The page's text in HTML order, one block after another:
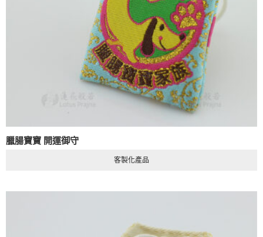
臘腸寶寶 開運御守
客製化產品